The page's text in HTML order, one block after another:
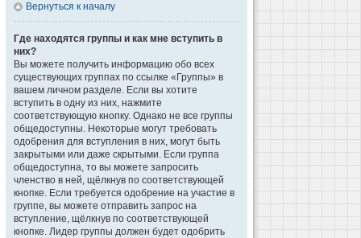
Вернуться к началу
Где находятся группы и как мне вступить в
них?
Вы можете получить информацию обо всех
существующих группах по ссылке «Группы» в
вашем личном разделе. Если вы хотите
вступить в одну из них, нажмите
соответствующую кнопку. Однако не все группы
общедоступны. Некоторые могут требовать
одобрения для вступления в них, могут быть
закрытыми или даже скрытыми. Если группа
общедоступна, то вы можете запросить
членство в ней, щёлкнув по соответствующей
кнопке. Если требуется одобрение на участие в
группе, вы можете отправить запрос на
вступление, щёлкнув по соответствующей
кнопке. Лидер группы должен будет одобрить